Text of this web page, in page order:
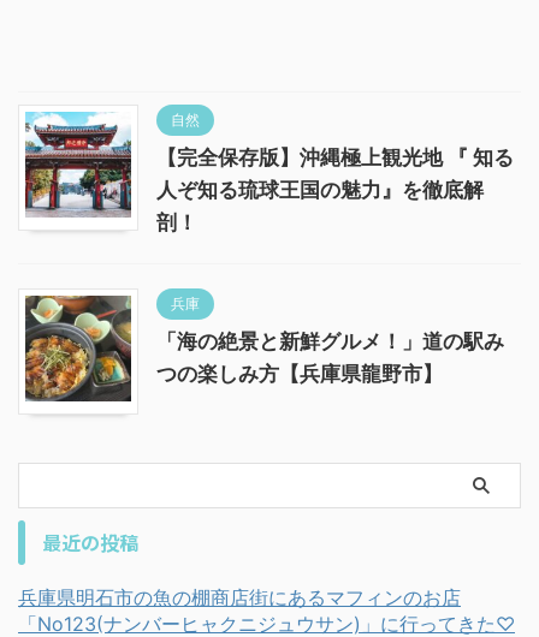
自然
【完全保存版】沖縄極上観光地 『 知る
人ぞ知る琉球王国の魅力』を徹底解
剖！
兵庫
「海の絶景と新鮮グルメ！」道の駅み
つの楽しみ方【兵庫県龍野市】
最近の投稿
兵庫県明石市の魚の棚商店街にあるマフィンのお店
「No123(ナンバーヒャクニジュウサン)」に行ってきた♡